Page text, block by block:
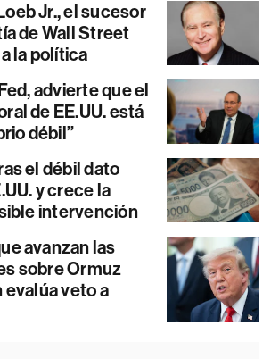
Jr., el sucesor
de Wall Street
la política
advierte que el
de EE.UU. está
débil”
el débil dato
y crece la
intervención
avanzan las
sobre Ormuz
veto a